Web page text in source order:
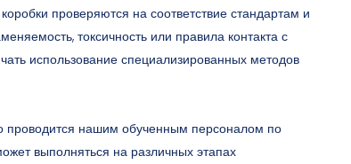
проверяются на соответствие стандартам и
токсичность или правила контакта с
использование специализированных методов
проводится нашим обученным персоналом по
выполняться на различных этапах